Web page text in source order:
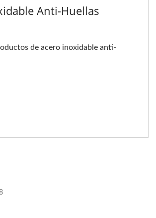
Anti-Huellas
de acero inoxidable anti-